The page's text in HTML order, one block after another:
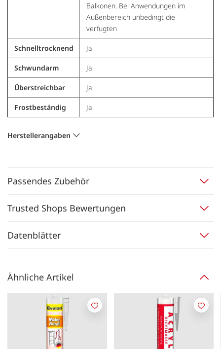
Balkonen. Bei Anwendungen im
Außenbereich unbedingt die
verfugten
Schnelltrocknend Ja
Schwundarm Ja
Überstreichbar Ja
Frostbeständig Ja
Herstellerangaben
Passendes Zubehör
Trusted Shops Bewertungen
Datenblätter
Ähnliche Artikel
Merken